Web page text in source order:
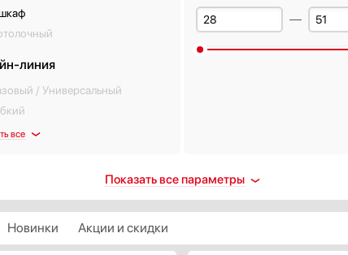
линия
/ Универсальный
все
(ползунки)
Тип освещения
Галогенная лампа
Показать все параметры
Новинки Акции и скидки